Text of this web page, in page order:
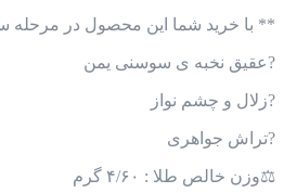
** با خرید شما این محصول در مرحله
?عقیق نخبه ی سوسنی یمن
?️زلال و چشم نواز
?️تراش جواهری
⚖وزن خالص طلا : ۴/۶۰ گرم